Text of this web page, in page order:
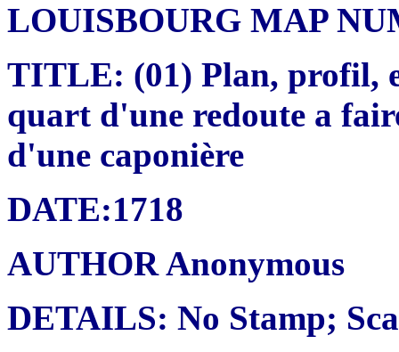
LOUISBOURG MAP
TITLE: (01) Plan, profil,
quart d'une redoute a
d'une caponière
DATE:1718
AUTHOR Anonymous
DETAILS: No Stamp;